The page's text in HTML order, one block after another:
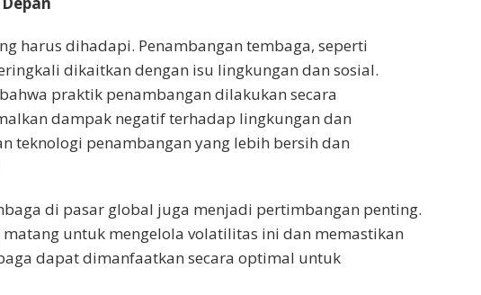
harus dihadapi. Penambangan tembaga, seperti
dikaitkan dengan isu lingkungan dan sosial.
praktik penambangan dilakukan secara
dampak negatif terhadap lingkungan dan
teknologi penambangan yang lebih bersih dan
di pasar global juga menjadi pertimbangan penting.
untuk mengelola volatilitas ini dan memastikan
dapat dimanfaatkan secara optimal untuk